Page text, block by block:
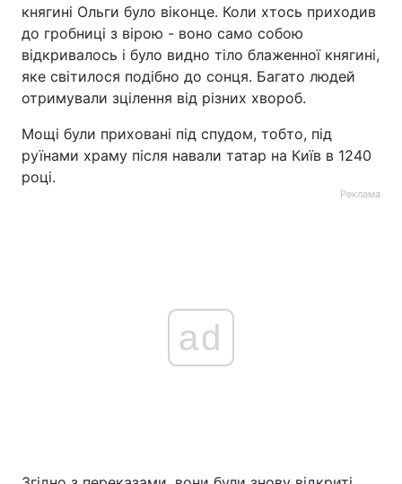
княгині Ольги було віконце. Коли хтось приходив
до гробниці з вірою - воно само собою
відкривалось і було видно тіло блаженної княгині,
яке світилося подібно до сонця. Багато людей
отримували зцілення від різних хвороб.
Мощі були приховані під спудом, тобто, під
руїнами храму після навали татар на Київ в 1240
році.
Реклама
ad